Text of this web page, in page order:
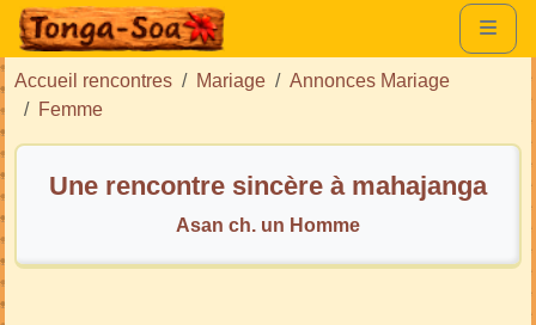
Accueil rencontres Mariage
Annonces Mariage
Femme
Une rencontre sincère à mahajanga
Asan ch. un Homme